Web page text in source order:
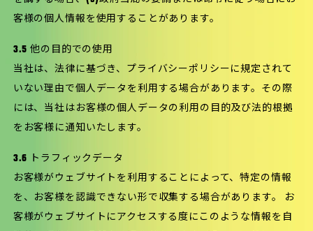
客様の個人情報を使用することがあります。
3.5 他の目的での使用
当社は、法律に基づき、プライバシーポリシーに規定されて
いない理由で個人データを利用する場合があります。その際
には、当社はお客様の個人データの利用の目的及び法的根拠
をお客様に通知いたします。
3.6 トラフィックデータ
お客様がウェブサイトを利用することによって、特定の情報
を、お客様を認識できない形で収集する場合があります。 お
客様がウェブサイトにアクセスする度にこのような情報を自